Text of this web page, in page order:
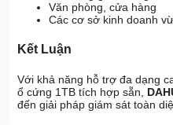
Văn phòng, cửa hàng
Các cơ sở kinh doanh
Kết Luận
Với khả năng hỗ trợ đa dạng
ổ cứng 1TB tích hợp sẵn,
đến giải pháp giám sát toàn